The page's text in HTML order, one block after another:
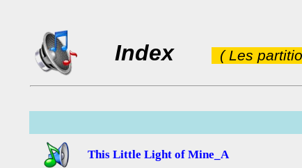
Index ( Les
This Little Light of Mine_A